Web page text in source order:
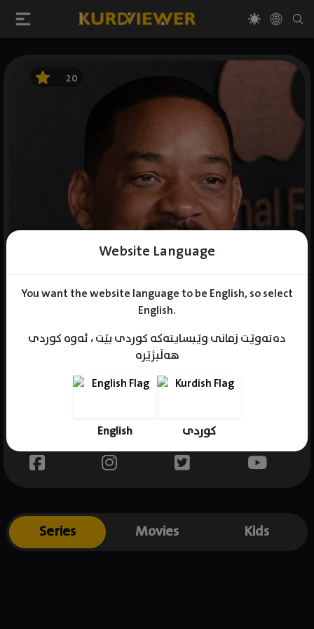
Website Language
You want the website language to be English, so select
English.
دەتەوێت زمانی وێبسایتەکە کوردی بێت ، ئەوە کوردی
هەڵبژێرە
English کوردی
20
Gender : male
Place of birth : UK
Series Movies Kids